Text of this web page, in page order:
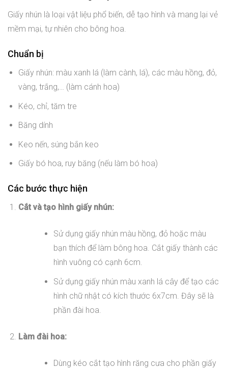
Giấy nhún là loại vật liệu phổ biến, dễ tạo hình và mang lại vẻ
mềm mại, tự nhiên cho bông hoa.
Chuẩn bị
Giấy nhún: màu xanh lá (làm cành, lá), các màu hồng, đỏ,
vàng, trắng,… (làm cánh hoa)
Kéo, chỉ, tăm tre
Băng dính
Keo nến, súng bắn keo
Giấy bó hoa, ruy băng (nếu làm bó hoa)
Các bước thực hiện
Cắt và tạo hình giấy nhún:
Sử dụng giấy nhún màu hồng, đỏ hoặc màu
bạn thích để làm bông hoa. Cắt giấy thành các
hình vuông có cạnh 6cm.
Sử dụng giấy nhún màu xanh lá cây để tạo các
hình chữ nhật có kích thước 6x7cm. Đây sẽ là
phần đài hoa.
Làm đài hoa:
Dùng kéo cắt tạo hình răng cưa cho phần giấy